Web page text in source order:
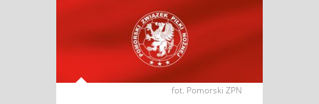
fot. Pomorski ZPN